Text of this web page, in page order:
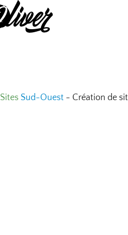
Sud-Ouest- Création de